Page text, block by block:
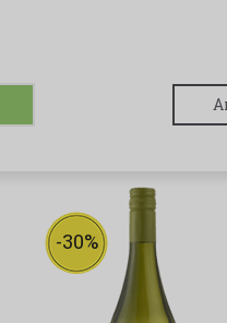
-30%